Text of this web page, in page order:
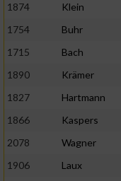
1874
Klein
1754
Buhr
1715
Bach
1890
Krämer
1827
Hartmann
1866
Kaspers
2078
Wagner
1906
Laux